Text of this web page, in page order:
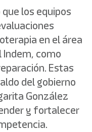
los equipos
en el área
como
Estas
del gobierno
González
y fortalecer